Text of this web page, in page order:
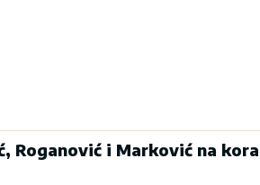
Roganović i Marković na